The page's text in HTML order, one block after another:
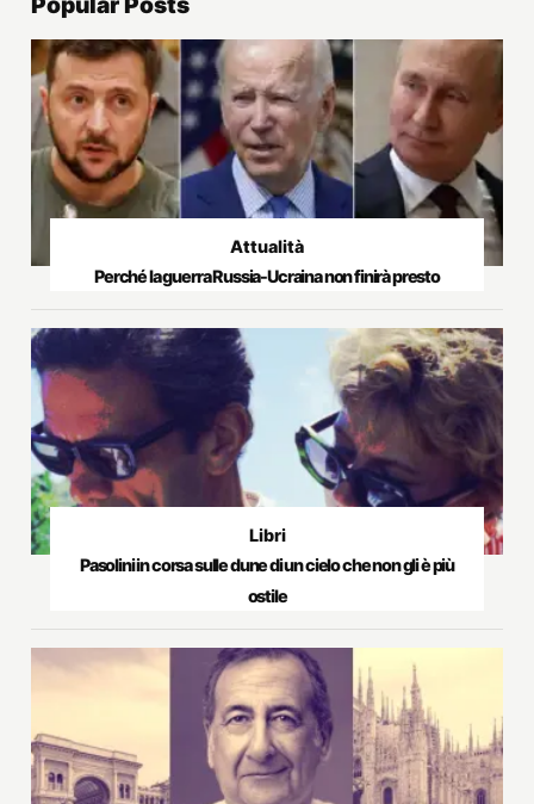
Attualità
Perché la guerra Russia-Ucraina non finirà presto
Libri
Pasolini in corsa sulle dune di un cielo che non gli è più
ostile